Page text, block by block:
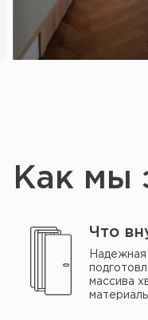
Как мы
Что
Надежная
массива